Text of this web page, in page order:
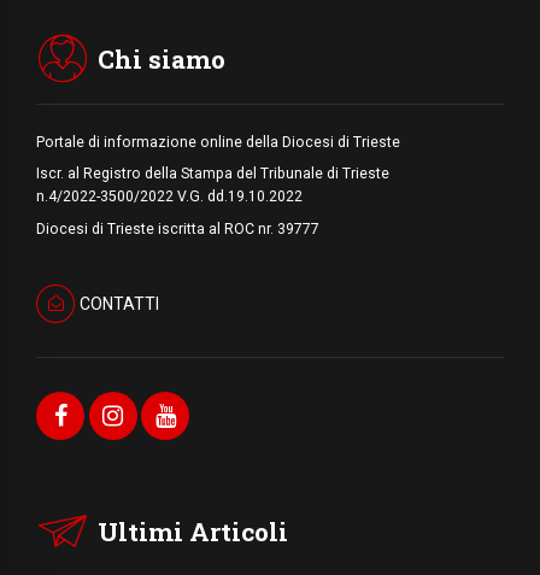
Chi siamo
Portale di informazione online della Diocesi di Trieste
Iscr. al Registro della Stampa del Tribunale di Trieste
n.4/2022-3500/2022 V.G. dd.19.10.2022
Diocesi di Trieste iscritta al ROC nr. 39777
CONTATTI
Ultimi Articoli